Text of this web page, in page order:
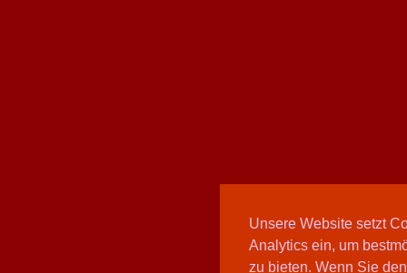
Unsere Website setzt
Analytics ein, um
zu bieten. Wenn Sie